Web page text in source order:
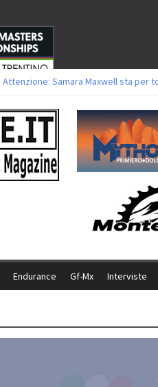
Attenzione: Samara Maxwell sta per
Europei XCO: vittorie per Ghibaudo,
35ª Marathon Bike della Brianza:
Europei MTB: il Team Relay firma il
Endurance Gf-Mx Interviste